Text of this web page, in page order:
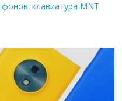
клавиатура MNT